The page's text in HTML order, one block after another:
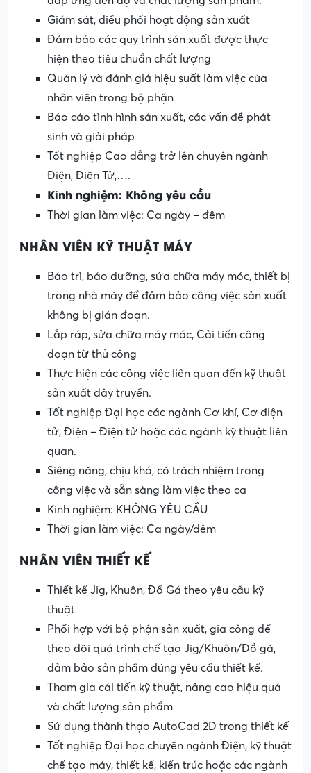
Giám sát, điều phối hoạt động sản xuất
Đảm bảo các quy trình sản xuất được thực
hiện theo tiêu chuẩn chất lượng
Quản lý và đánh giá hiệu suất làm việc của
nhân viên trong bộ phận
Báo cáo tình hình sản xuất, các vấn đề phát
sinh và giải pháp
Tốt nghiệp Cao đẳng trở lên chuyên ngành
Điện, Điện Tử,….
Kinh nghiệm: Không yêu cầu
Thời gian làm việc: Ca ngày – đêm
NHÂN VIÊN KỸ THUẬT MÁY
Bảo trì, bảo dưỡng, sửa chữa máy móc, thiết bị
trong nhà máy để đảm bảo công việc sản xuất
không bị gián đoạn.
Lắp ráp, sửa chữa máy móc, Cải tiến công
đoạn từ thủ công
Thực hiện các công việc liên quan đến kỹ thuật
sản xuất dây truyền.
Tốt nghiệp Đại học các ngành Cơ khí, Cơ điện
tử, Điện – Điện tử hoặc các ngành kỹ thuật liên
quan.
Siêng năng, chịu khó, có trách nhiệm trong
công việc và sẵn sàng làm việc theo ca
Kinh nghiệm: KHÔNG YÊU CẦU
Thời gian làm việc: Ca ngày/đêm
NHÂN VIÊN THIẾT KẾ
Thiết kế Jig, Khuôn, Đồ Gá theo yêu cầu kỹ
thuật
Phối hợp với bộ phận sản xuất, gia công để
theo dõi quá trình chế tạo Jig/Khuôn/Đồ gá,
đảm bảo sản phẩm đúng yêu cầu thiết kế.
Tham gia cải tiến kỹ thuật, nâng cao hiệu quả
và chất lượng sản phẩm
Sử dụng thành thạo AutoCad 2D trong thiết kế
Tốt nghiệp Đại học chuyên ngành Điện, kỹ thuật
chế tạo máy, thiết kế, kiến trúc hoặc các ngành